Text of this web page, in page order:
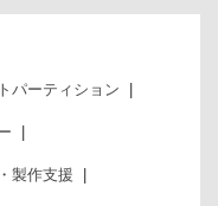
パーティション
製作支援